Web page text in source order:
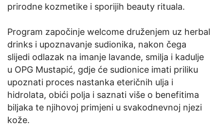
prirodne kozmetike i sporijih beauty rituala.
Program započinje welcome druženjem uz herbal
drinks i upoznavanje sudionika, nakon čega
slijedi odlazak na imanje lavande, smilja i kadulje
u OPG Mustapić, gdje će sudionice imati priliku
upoznati proces nastanka eteričnih ulja i
hidrolata, obići polja i saznati više o benefitima
biljaka te njihovoj primjeni u svakodnevnoj njezi
kože.